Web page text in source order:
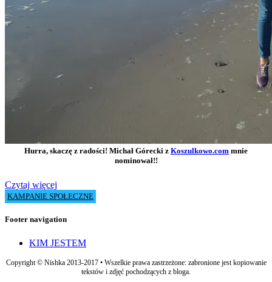
Hurra, skaczę z radości! Michał Górecki z Koszulkowo.com mnie
nominował!!
Czytaj więcej
KAMPANIE SPOŁECZNE
Footer navigation
KIM JESTEM
Copyright © Nishka 2013-2017 • Wszelkie prawa zastrzeżone: zabronione jest kopiowanie
tekstów i zdjęć pochodzących z bloga.